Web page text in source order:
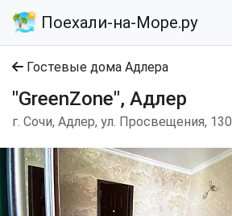
Поехали-на-Море.ру
Гостевые дома Адлера
"GreenZone", Адлер
г. Сочи, Адлер, ул. Просвещения, 130